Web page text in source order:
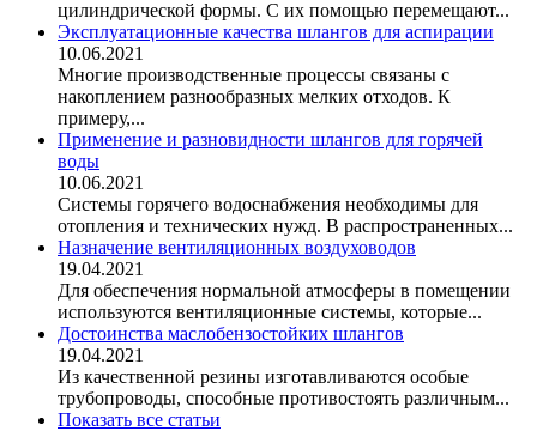
цилиндрической формы. С их помощью перемещают...
Эксплуатационные качества шлангов для аспирации
10.06.2021
Многие производственные процессы связаны с
накоплением разнообразных мелких отходов. К
примеру,...
Применение и разновидности шлангов для горячей
воды
10.06.2021
Системы горячего водоснабжения необходимы для
отопления и технических нужд. В распространенных...
Назначение вентиляционных воздуховодов
19.04.2021
Для обеспечения нормальной атмосферы в помещении
используются вентиляционные системы, которые...
Достоинства маслобензостойких шлангов
19.04.2021
Из качественной резины изготавливаются особые
трубопроводы, способные противостоять различным...
Показать все статьи